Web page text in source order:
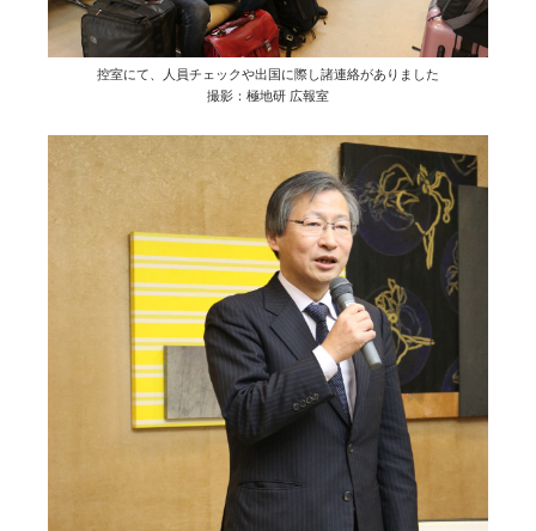
控室にて、人員チェックや出国に際し諸連絡がありました
撮影：極地研 広報室